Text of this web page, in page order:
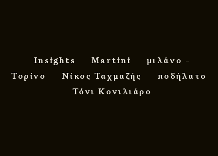
Insights Martini
μιλάνο -
Τορίνο
Νίκος Ταχμαζής
ποδήλατο
Τόνι Κονιλιάρο